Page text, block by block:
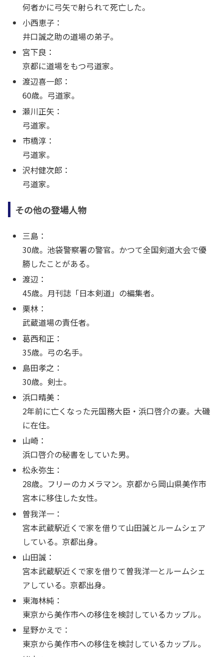
何者かに弓矢で射られて死亡した。
小西恵子：
井口誠之助の道場の弟子。
宮下良：
京都に道場をもつ弓道家。
渡辺喜一郎：
60歳。弓道家。
瀬川正矢：
弓道家。
市橋淳：
弓道家。
沢村健次郎：
弓道家。
その他の登場人物
三島：
30歳。池袋警察署の警官。かつて全国剣道大会で優
勝したことがある。
渡辺：
45歳。月刊誌「日本剣道」の編集者。
栗林：
武蔵道場の責任者。
葛西和正：
35歳。弓の名手。
島田孝之：
30歳。剣士。
浜口晴美：
2年前に亡くなった元国務大臣・浜口啓介の妻。大磯
に在住。
山崎：
浜口啓介の秘書をしていた男。
松永弥生：
28歳。フリーのカメラマン。京都から岡山県美作市
宮本に移住した女性。
曽我洋一：
宮本武蔵駅近くで家を借りて山田誠とルームシェア
している。京都出身。
山田誠：
宮本武蔵駅近くで家を借りて曽我洋一とルームシェ
アしている。京都出身。
東海林純：
東京から美作市への移住を検討しているカップル。
星野かえで：
東京から美作市への移住を検討しているカップル。